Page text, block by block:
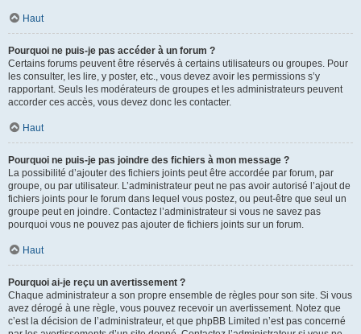
Haut
Pourquoi ne puis-je pas accéder à un forum ?
Certains forums peuvent être réservés à certains utilisateurs ou groupes. Pour
les consulter, les lire, y poster, etc., vous devez avoir les permissions s’y
rapportant. Seuls les modérateurs de groupes et les administrateurs peuvent
accorder ces accès, vous devez donc les contacter.
Haut
Pourquoi ne puis-je pas joindre des fichiers à mon message ?
La possibilité d’ajouter des fichiers joints peut être accordée par forum, par
groupe, ou par utilisateur. L’administrateur peut ne pas avoir autorisé l’ajout de
fichiers joints pour le forum dans lequel vous postez, ou peut-être que seul un
groupe peut en joindre. Contactez l’administrateur si vous ne savez pas
pourquoi vous ne pouvez pas ajouter de fichiers joints sur un forum.
Haut
Pourquoi ai-je reçu un avertissement ?
Chaque administrateur a son propre ensemble de règles pour son site. Si vous
avez dérogé à une règle, vous pouvez recevoir un avertissement. Notez que
c’est la décision de l’administrateur, et que phpBB Limited n’est pas concerné